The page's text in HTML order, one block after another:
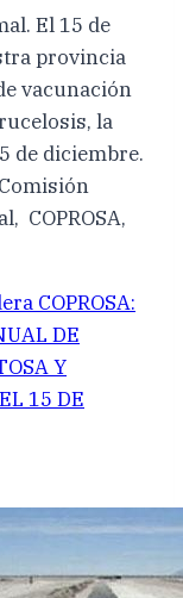
El 15 de
provincia
vacunación
la
de diciembre.
COPROSA,
COPROSA:
DE
Y
15 DE